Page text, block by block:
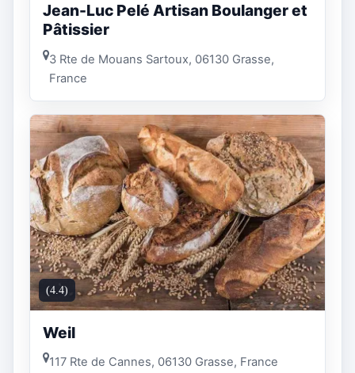
Jean-Luc Pelé Artisan Boulanger et
Pâtissier
3 Rte de Mouans Sartoux, 06130 Grasse,
France
(4.4)
Weil
117 Rte de Cannes, 06130 Grasse, France